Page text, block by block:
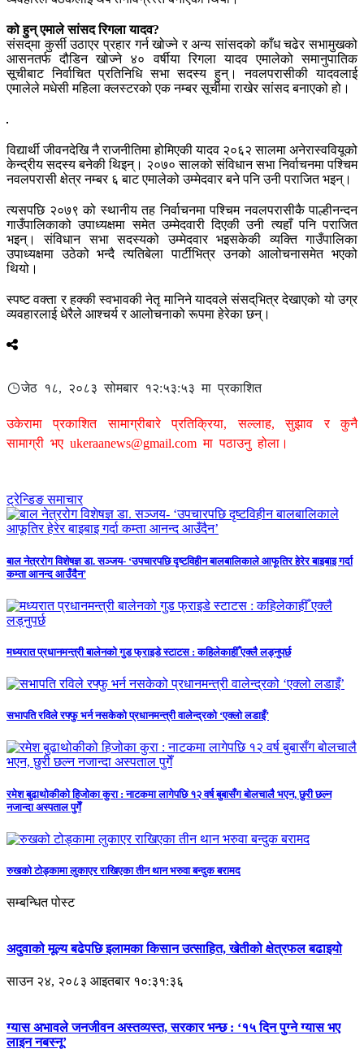
को हुन् एमाले सांसद रिगला यादव?
संसद्‌मा कुर्सी उठाएर प्रहार गर्न खोज्ने र अन्य सांसदको काँध चढेर सभामुखको
आसनतर्फ दौडिन खोज्ने ४० वर्षीया रिगला यादव एमालेको समानुपातिक
सूचीबाट निर्वाचित प्रतिनिधि सभा सदस्य हुन्। नवलपरासीकी यादवलाई
एमालेले मधेसी महिला क्लस्टरको एक नम्बर सूचीमा राखेर सांसद बनाएको हो।
विद्यार्थी जीवनदेखि नै राजनीतिमा होमिएकी यादव २०६२ सालमा अनेरास्ववियूको
केन्द्रीय सदस्य बनेकी थिइन्। २०७० सालको संविधान सभा निर्वाचनमा पश्चिम
नवलपरासी क्षेत्र नम्बर ६ बाट एमालेको उम्मेदवार बने पनि उनी पराजित भइन्।
त्यसपछि २०७९ को स्थानीय तह निर्वाचनमा पश्चिम नवलपरासीकै पाल्हीनन्दन
गाउँपालिकाको उपाध्यक्षमा समेत उम्मेदवारी दिएकी उनी त्यहाँ पनि पराजित
भइन्। संविधान सभा सदस्यको उम्मेदवार भइसकेकी व्यक्ति गाउँपालिका
उपाध्यक्षमा उठेको भन्दै त्यतिबेला पार्टीभित्र उनको आलोचनासमेत भएको
थियो।
स्पष्ट वक्ता र हक्की स्वभावकी नेतृ मानिने यादवले संसद्‌भित्र देखाएको यो उग्र
व्यवहारलाई धेरैले आश्चर्य र आलोचनाको रूपमा हेरेका छन्।
जेठ १८, २०८३ सोमबार १२:५३:५३ मा प्रकाशित
उकेरामा प्रकाशित सामाग्रीबारे प्रतिक्रिया, सल्लाह, सुझाव र कुनै
सामाग्री भए ukeraanews@gmail.com मा पठाउनु होला।
ट्रेन्डिङ समाचार
बाल नेत्ररोग विशेषज्ञ डा. सञ्जय- ‘उपचारपछि दृष्टविहीन बालबालिकाले आफूतिर हेरेर बाइबाइ गर्दा
कम्ता आनन्द आउँदैन’
मध्यरात प्रधानमन्त्री बालेनको गुड फ्राइडे स्टाटस : कहिलेकाहीँ एक्लै लड्नुपर्छ
सभापति रविले रफ्फु भर्न नसकेको प्रधानमन्त्री वालेन्द्रको ‘एक्लो लडाइँ’
रमेश बुढाथोकीको हिजोका कुरा : नाटकमा लागेपछि १२ वर्ष बुबासँग बोलचालै भएन, छुरी छल्न
नजान्दा अस्पताल पुगेँ
रुखको टोड्कामा लुकाएर राखिएका तीन थान भरुवा बन्दुक बरामद
सम्बन्धित पोस्ट
अदुवाको मूल्य बढेपछि इलामका किसान उत्साहित, खेतीको क्षेत्रफल बढाइयो
साउन २४, २०८३ आइतबार १०:३१:३६
ग्यास अभावले जनजीवन अस्तव्यस्त, सरकार भन्छ : ‘१५ दिन पुग्ने ग्यास भए
लाइन नबस्नू’